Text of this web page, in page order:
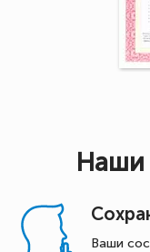
Наши
Ваши